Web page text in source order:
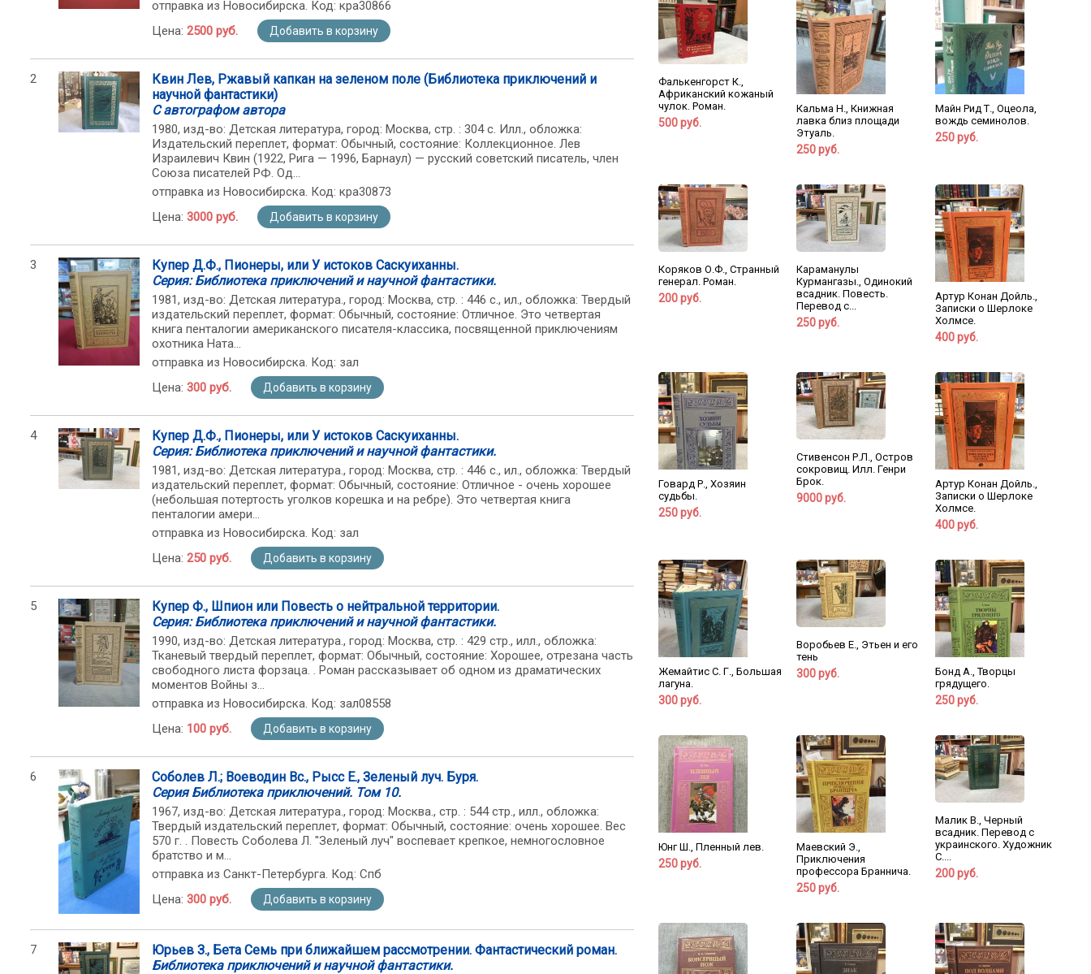
отправка из Новосибирска. Код: кра30866
Цена: 2500 руб. Добавить в корзину
2
Квин Лев, Ржавый капкан на зеленом поле (Библиотека приключений и
научной фантастики)
С автографом автора
1980, изд-во: Детская литература, город: Москва, стр. : 304 с. Илл., обложка:
Издательский переплет, формат: Обычный, состояние: Коллекционное. Лев
Израилевич Квин (1922, Рига — 1996, Барнаул) — русский советский писатель, член
Союза писателей РФ. Од...
отправка из Новосибирска. Код: кра30873
Цена: 3000 руб. Добавить в корзину
3
Купер Д.Ф., Пионеры, или У истоков Саскуиханны.
Серия: Библиотека приключений и научной фантастики.
1981, изд-во: Детская литература., город: Москва, стр. : 446 с., ил., обложка: Твердый
издательский переплет, формат: Обычный, состояние: Отличное. Это четвертая
книга пенталогии американского писателя-классика, посвященной приключениям
охотника Ната...
отправка из Новосибирска. Код: зал
Цена: 300 руб. Добавить в корзину
4
Купер Д.Ф., Пионеры, или У истоков Саскуиханны.
Серия: Библиотека приключений и научной фантастики.
1981, изд-во: Детская литература., город: Москва, стр. : 446 с., ил., обложка: Твердый
издательский переплет, формат: Обычный, состояние: Отличное - очень хорошее
(небольшая потертость уголков корешка и на ребре). Это четвертая книга
пенталогии амери...
отправка из Новосибирска. Код: зал
Цена: 250 руб. Добавить в корзину
5
Купер Ф., Шпион или Повесть о нейтральной территории.
Серия: Библиотека приключений и научной фантастики.
1990, изд-во: Детская литература., город: Москва, стр. : 429 стр., илл., обложка:
Тканевый твердый переплет, формат: Обычный, состояние: Хорошее, отрезана часть
свободного листа форзаца. . Роман рассказывает об одном из драматических
моментов Войны з...
отправка из Новосибирска. Код: зал08558
Цена: 100 руб. Добавить в корзину
6
Соболев Л.; Воеводин Вс., Рысс Е., Зеленый луч. Буря.
Серия Библиотека приключений. Том 10.
1967, изд-во: Детская литература., город: Москва., стр. : 544 стр., илл., обложка:
Твердый издательский переплет, формат: Обычный, состояние: очень хорошее. Вес
570 г. . Повесть Соболева Л. "Зеленый луч" воспевает крепкое, немногословное
братство и м...
отправка из Санкт-Петербурга. Код: Спб
Цена: 300 руб. Добавить в корзину
7
Юрьев З., Бета Семь при ближайшем рассмотрении. Фантастический роман.
Библиотека приключений и научной фантастики.
Фалькенгорст К.,
Африканский кожаный
чулок. Роман.
500 руб.
Кальма Н., Книжная
лавка близ площади
Этуаль.
250 руб.
Майн Рид Т., Оцеола,
вождь семинолов.
250 руб.
Коряков О.Ф., Странный
генерал. Роман.
200 руб.
Караманулы
Курмангазы., Одинокий
всадник. Повесть.
Перевод с...
250 руб.
Артур Конан Дойль.,
Записки о Шерлоке
Холмсе.
400 руб.
Говард Р., Хозяин
судьбы.
250 руб.
Стивенсон Р.Л., Остров
сокровищ. Илл. Генри
Брок.
9000 руб.
Артур Конан Дойль.,
Записки о Шерлоке
Холмсе.
400 руб.
Жемайтис С. Г., Большая
лагуна.
300 руб.
Воробьев Е., Этьен и его
тень
300 руб.
Бонд А., Творцы
грядущего.
250 руб.
Юнг Ш., Пленный лев.
250 руб.
Маевский Э.,
Приключения
профессора Браннича.
250 руб.
Малик В., Черный
всадник. Перевод с
украинского. Художник
С....
200 руб.